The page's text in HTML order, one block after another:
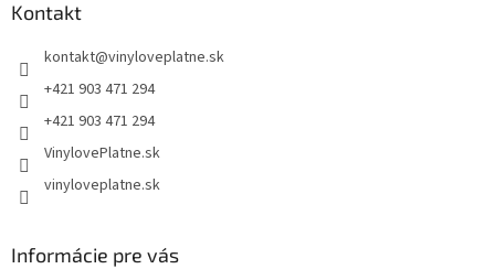
Kontakt
kontakt@vinyloveplatne.sk
+421 903 471 294
+421 903 471 294
VinylovePlatne.sk
vinyloveplatne.sk
Informácie pre vás